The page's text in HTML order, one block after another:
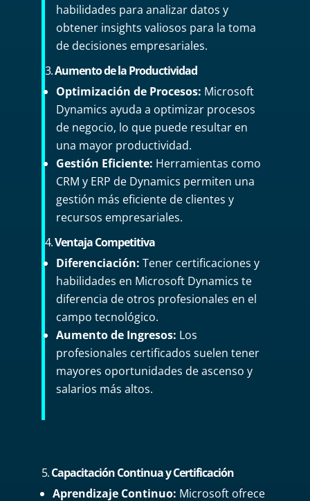
habilidades para analizar datos y
obtener insights valiosos para la toma
de decisiones empresariales.
3.Aumento de la Productividad
Optimización de Procesos: Microsoft
Dynamics ayuda a optimizar procesos
de negocio, lo que puede resultar en
una mayor productividad.
Gestión Eficiente: Herramientas como
CRM y ERP de Dynamics permiten una
gestión más eficiente de clientes y
recursos empresariales.
4.Ventaja Competitiva
Diferenciación: Tener certificaciones y
habilidades en Microsoft Dynamics te
diferencia de otros profesionales en el
campo tecnológico.
Aumento de Ingresos: Los
profesionales certificados suelen tener
mayores oportunidades de ascenso y
salarios más altos.
5.Capacitación Continua y Certificación
Aprendizaje Continuo: Microsoft ofrece